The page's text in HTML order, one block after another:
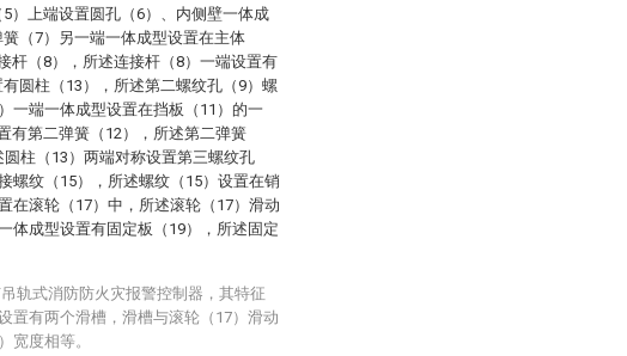
）上端设置圆孔（6）、内侧壁一体成
（7）另一端一体成型设置在主体
杆（8），所述连接杆（8）一端设置有
圆柱（13），所述第二螺纹孔（9）螺
一端一体成型设置在挡板（11）的一
有第二弹簧（12），所述第二弹簧
圆柱（13）两端对称设置第三螺纹孔
螺纹（15），所述螺纹（15）设置在销
在滚轮（17）中，所述滚轮（17）滑动
体成型设置有固定板（19），所述固定
轨式消防防火灾报警控制器，其特征
置有两个滑槽，滑槽与滚轮（17）滑动
宽度相等。